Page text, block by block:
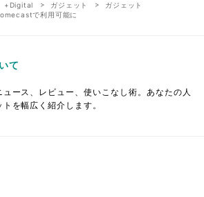
+Digital ガジェット
ガジェット
で利用可能に
て
ース、レビュー、使いこなし術。あなたの人
を幅広く紹介します。